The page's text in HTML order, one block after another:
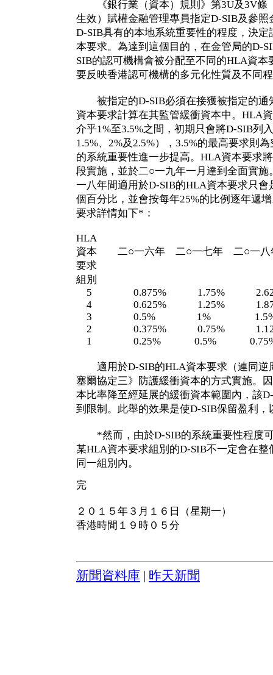
《銀行業（資本）規則》第3U及3V條
生效）賦權金融管理專員指定D-SIB及參
D-SIB具有的本地系統重要性的程度，決
本要求。為達到這個目的，在金管局的D-
SIB的認可機構會被分配至不同的HLA資
要反映香港認可機構的多元化性質及不同
被指定的D-SIB必須在接獲被指定的通
資本要求計算在其監管緩衝資本中。HLA
介乎1%至3.5%之間，初期只會將D-SIB列
1.5%、2%及2.5%），3.5%的最高要求則
的系統重要性進一步提高。HLA資本要求
段實施，並於二○一九年一月達到全面實
一八年間適用於D-SIB的HLA資本要求只
個百分比，並會按每年25%的比例逐年遞
要求詳情如下*：
HLA
資本 二○一六年 二○一七年 二○一八
要求
組別
5 0.875% 1.75%
4 0.625% 1.25%
3 0.5% 1%
2 0.375% 0.75%
1 0.25% 0.5%
適用於D-SIB的HLA資本要求（連同逆
塞爾協定三》防護緩衝資本的方式實施。
本比率降至經延展的緩衝資本範圍內，該
到限制。此舉的效果是使D-SIB保留盈利，
*然而，由於D-SIB的系統重要性程度可
某HLA資本要求組別的D-SIB不一定會在
同一組別內。
完
２０１５年３月１６日（星期一）
香港時間１９時０５分
新聞資料庫 昨天新聞